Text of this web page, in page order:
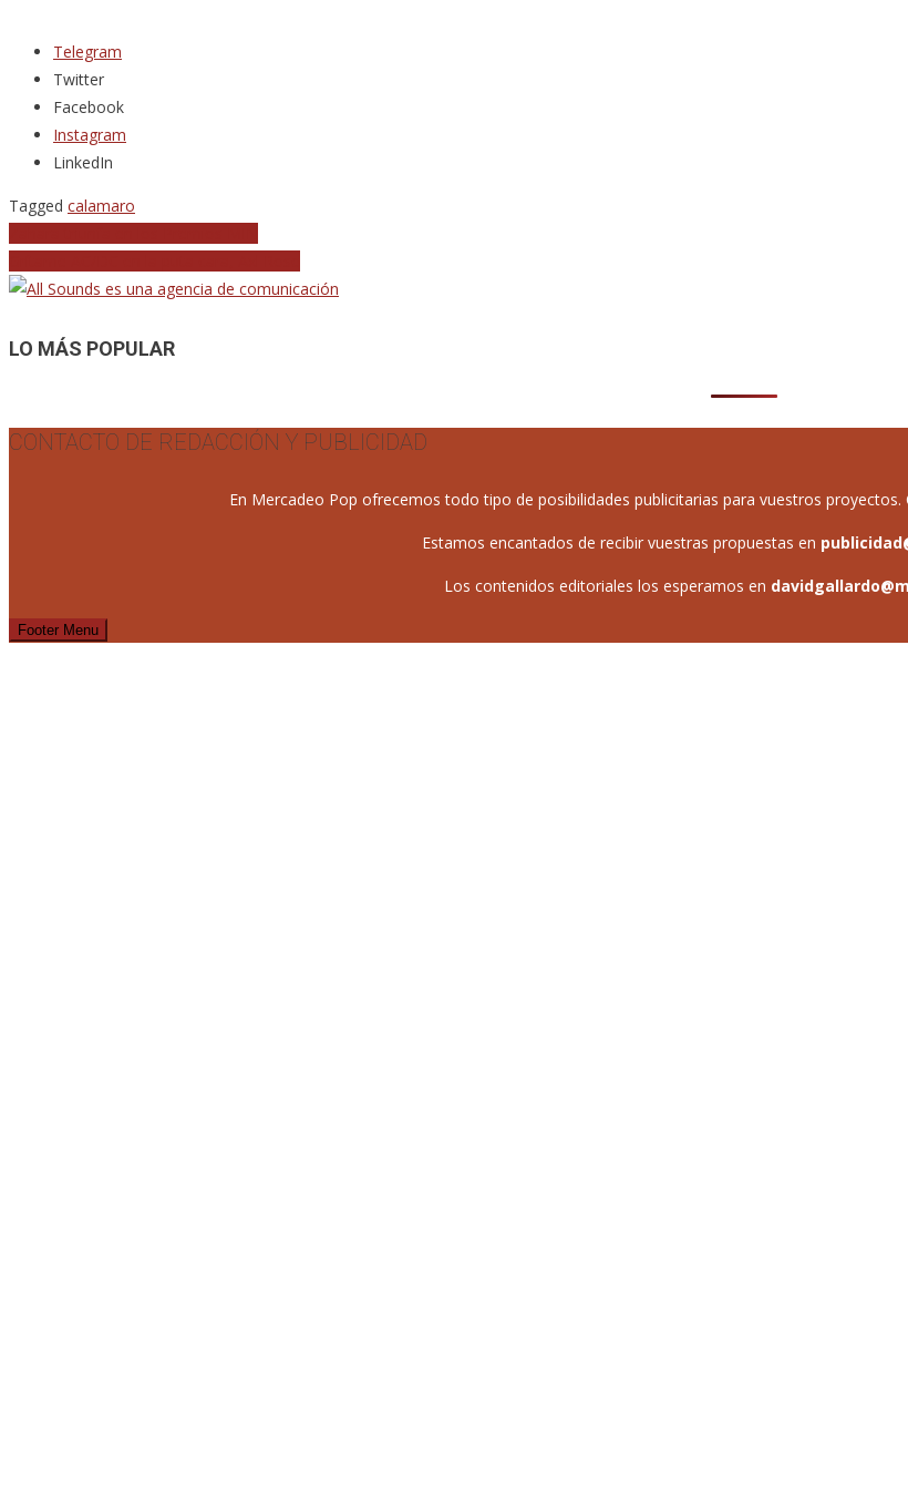
Telegram
Twitter
Facebook
Instagram
LinkedIn
Tagged calamaro
Navegación
de
entradas
LO MÁS POPULAR
CONTACTO DE REDACCIÓN Y PUBLICIDAD
En Mercadeo Pop ofrecemos todo tipo de posibilidades publicitarias para vuestros proyectos.
Estamos encantados de recibir vuestras propuestas en
Los contenidos editoriales los esperamos en
Footer Menu